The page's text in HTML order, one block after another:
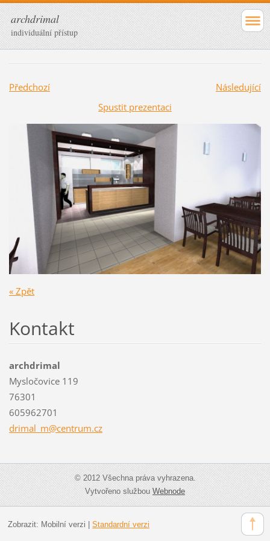
archdrimal
individuální přístup
Předchozí
Následující
Spustit prezentaci
« Zpět
Kontakt
archdrimal
Mysločovice 119
76301
605962701
drimal_m@centrum.cz
© 2012 Všechna práva vyhrazena.
Vytvořeno službouWebnode
Zobrazit: Mobilní verzi Standardní verzi